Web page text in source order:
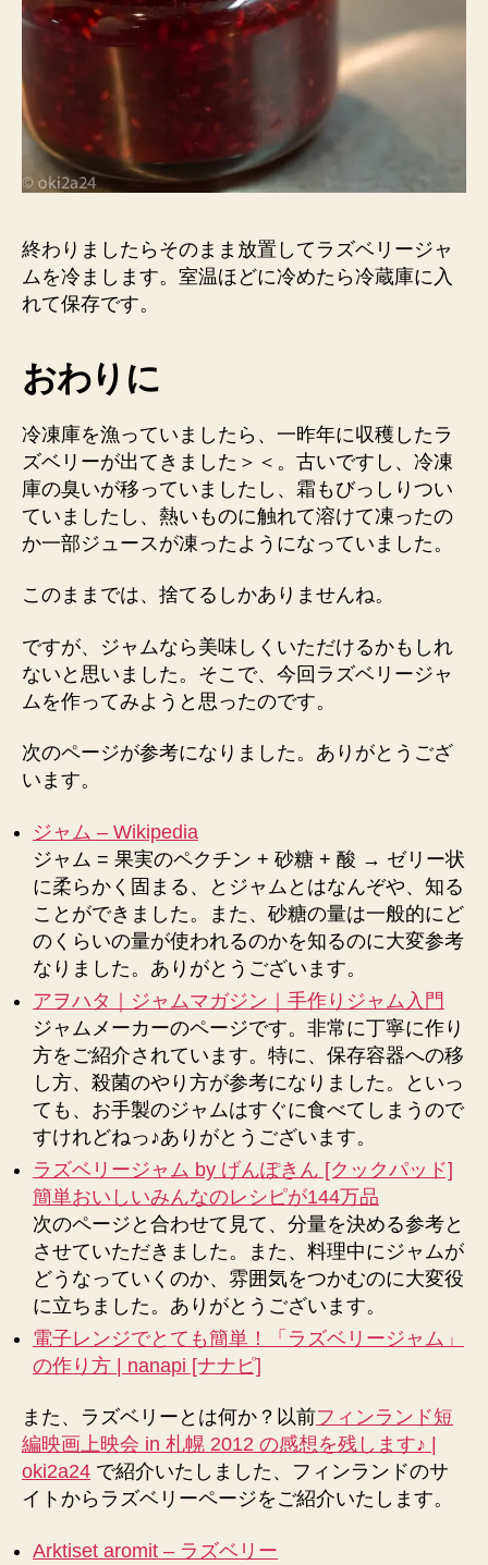
終わりましたらそのまま放置してラズベリージャ
ムを冷まします。室温ほどに冷めたら冷蔵庫に入
れて保存です。
おわりに
冷凍庫を漁っていましたら、一昨年に収穫したラ
ズベリーが出てきました＞＜。古いですし、冷凍
庫の臭いが移っていましたし、霜もびっしりつい
ていましたし、熱いものに触れて溶けて凍ったの
か一部ジュースが凍ったようになっていました。
このままでは、捨てるしかありませんね。
ですが、ジャムなら美味しくいただけるかもしれ
ないと思いました。そこで、今回ラズベリージャ
ムを作ってみようと思ったのです。
次のページが参考になりました。ありがとうござ
います。
ジャム – Wikipedia
ジャム = 果実のペクチン + 砂糖 + 酸 → ゼリー状
に柔らかく固まる、とジャムとはなんぞや、知る
ことができました。また、砂糖の量は一般的にど
のくらいの量が使われるのかを知るのに大変参考
なりました。ありがとうございます。
アヲハタ｜ジャムマガジン｜手作りジャム入門
ジャムメーカーのページです。非常に丁寧に作り
方をご紹介されています。特に、保存容器への移
し方、殺菌のやり方が参考になりました。といっ
ても、お手製のジャムはすぐに食べてしまうので
すけれどねっ♪ありがとうございます。
ラズベリージャム by げんぽきん [クックパッド]
簡単おいしいみんなのレシピが144万品
次のページと合わせて見て、分量を決める参考と
させていただきました。また、料理中にジャムが
どうなっていくのか、雰囲気をつかむのに大変役
に立ちました。ありがとうございます。
電子レンジでとても簡単！「ラズベリージャム」
の作り方 | nanapi [ナナピ]
また、ラズベリーとは何か？以前フィンランド短
編映画上映会 in 札幌 2012 の感想を残します♪ |
oki2a24 で紹介いたしました、フィンランドのサ
イトからラズベリーページをご紹介いたします。
Arktiset aromit – ラズベリー